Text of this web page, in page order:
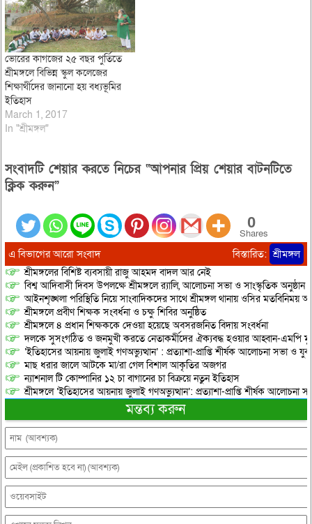
ভোরের কাগজের ২৫ বছর পুর্তিতে
শ্রীমঙ্গলে বিভিন্ন স্কুল কলেজের
শিক্ষার্থীদের জানানো হয় বধ্যভূমির
ইতিহাস
March 1, 2017
In "শ্রীমঙ্গল"
সংবাদটি শেয়ার করতে নিচের “আপনার প্রিয় শেয়ার বাটনটিতে
ক্লিক করুন”
0
Shares
এ বিভাগের আরো সংবাদ বিস্তারিত: শ্রীমঙ্গল
শ্রীমঙ্গলের বিশিষ্ট ব্যবসায়ী রাজু আহমদ বাদল আর নেই
বিশ্ব আদিবাসী দিবস উপলক্ষে শ্রীমঙ্গলে র‌্যালি, আলোচনা সভা ও সাংস্কৃতিক অনুষ্ঠান
আইনশৃঙ্খলা পরিস্থিতি নিয়ে সাংবাদিকদের সাথে শ্রীমঙ্গল থানায় ওসির মতবিনিময়
শ্রীমঙ্গলে প্রবীণ শিক্ষক সংবর্ধনা ও চক্ষু শিবির অনুষ্ঠিত
শ্রীমঙ্গলে ৪ প্রধান শিক্ষককে দেওয়া হয়েছে অবসরজনিত বিদায় সংবর্ধনা
দলকে সুসংগঠিত ও জনমুখী করতে নেতাকর্মীদের ঐক্যবদ্ধ হওয়ার আহ্বান-এমপি
‘ইতিহাসের আয়নায় জুলাই গণঅভ্যুত্থান’ : প্রত্যাশা-প্রাপ্তি শীর্ষক আলোচনা সভা ও
মাছ ধরার জালে আটকে মা/রা গেল বিশাল আকৃতির অজগর
ন্যাশনাল টি কোম্পানির ১২ চা বাগানের চা বিক্রয়ে নতুন ইতিহাস
শ্রীমঙ্গলে ‘ইতিহাসের আয়নায় জুলাই গণঅভ্যুত্থান’: প্রত্যাশা-প্রাপ্তি শীর্ষক আলোচনা
মন্তব্য করুন